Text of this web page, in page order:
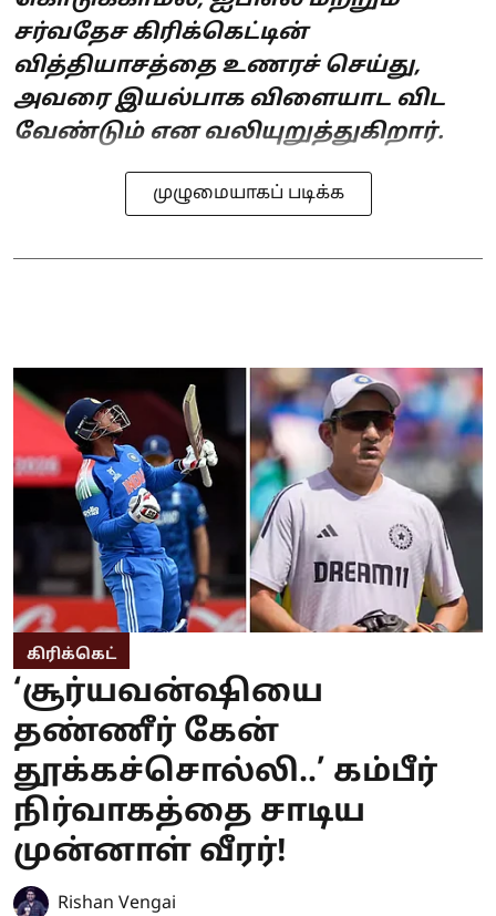
சர்வதேச கிரிக்கெட்டின்
வித்தியாசத்தை உணரச் செய்து,
அவரை இயல்பாக விளையாட விட
வேண்டும் என வலியுறுத்துகிறார்.
முழுமையாகப் படிக்க
கிரிக்கெட்
‘சூர்யவன்ஷியை
தண்ணீர் கேன்
தூக்கச்சொல்லி..’ கம்பீர்
நிர்வாகத்தை சாடிய
முன்னாள் வீரர்!
Rishan Vengai